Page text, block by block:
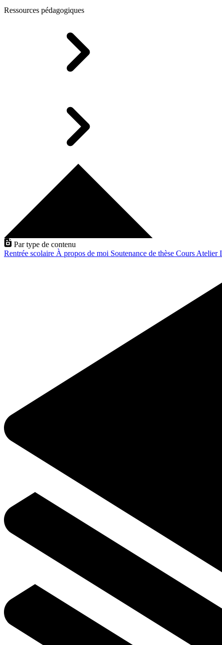
Ressources pédagogiques
Par type de contenu
Rentrée scolaire À propos de moi Soutenance de thèse Cours Atelier